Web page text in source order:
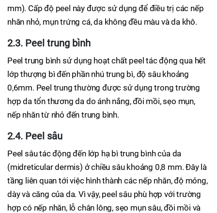
mm). Cấp độ peel này được sử dụng để điều trị các nếp
nhăn nhỏ, mụn trứng cá, da không đều màu và da khô.
2.3. Peel trung bình
Peel trung bình sử dụng hoạt chất peel tác động qua hết
lớp thượng bì đến phần nhú trung bì, độ sâu khoảng
0,6mm. Peel trung thường được sử dụng trong trường
hợp da tổn thương da do ánh nắng, đồi mồi, sẹo mụn,
nếp nhăn từ nhỏ đến trung bình.
2.4. Peel sâu
Peel sâu tác động đến lớp hạ bì trung bình của da
(midreticular dermis) ở chiều sâu khoảng 0,8 mm. Đây là
tầng liên quan tới việc hình thành các nếp nhăn, độ mỏng,
dày và căng của da. Vì vậy, peel sâu phù hợp với trường
hợp có nếp nhăn, lỗ chân lông, sẹo mụn sâu, đồi mồi và